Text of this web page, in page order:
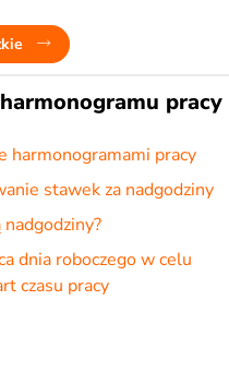
pracy
harmonogramami pracy
stawek za nadgodziny
nadgodziny?
dnia roboczego w celu
czasu pracy